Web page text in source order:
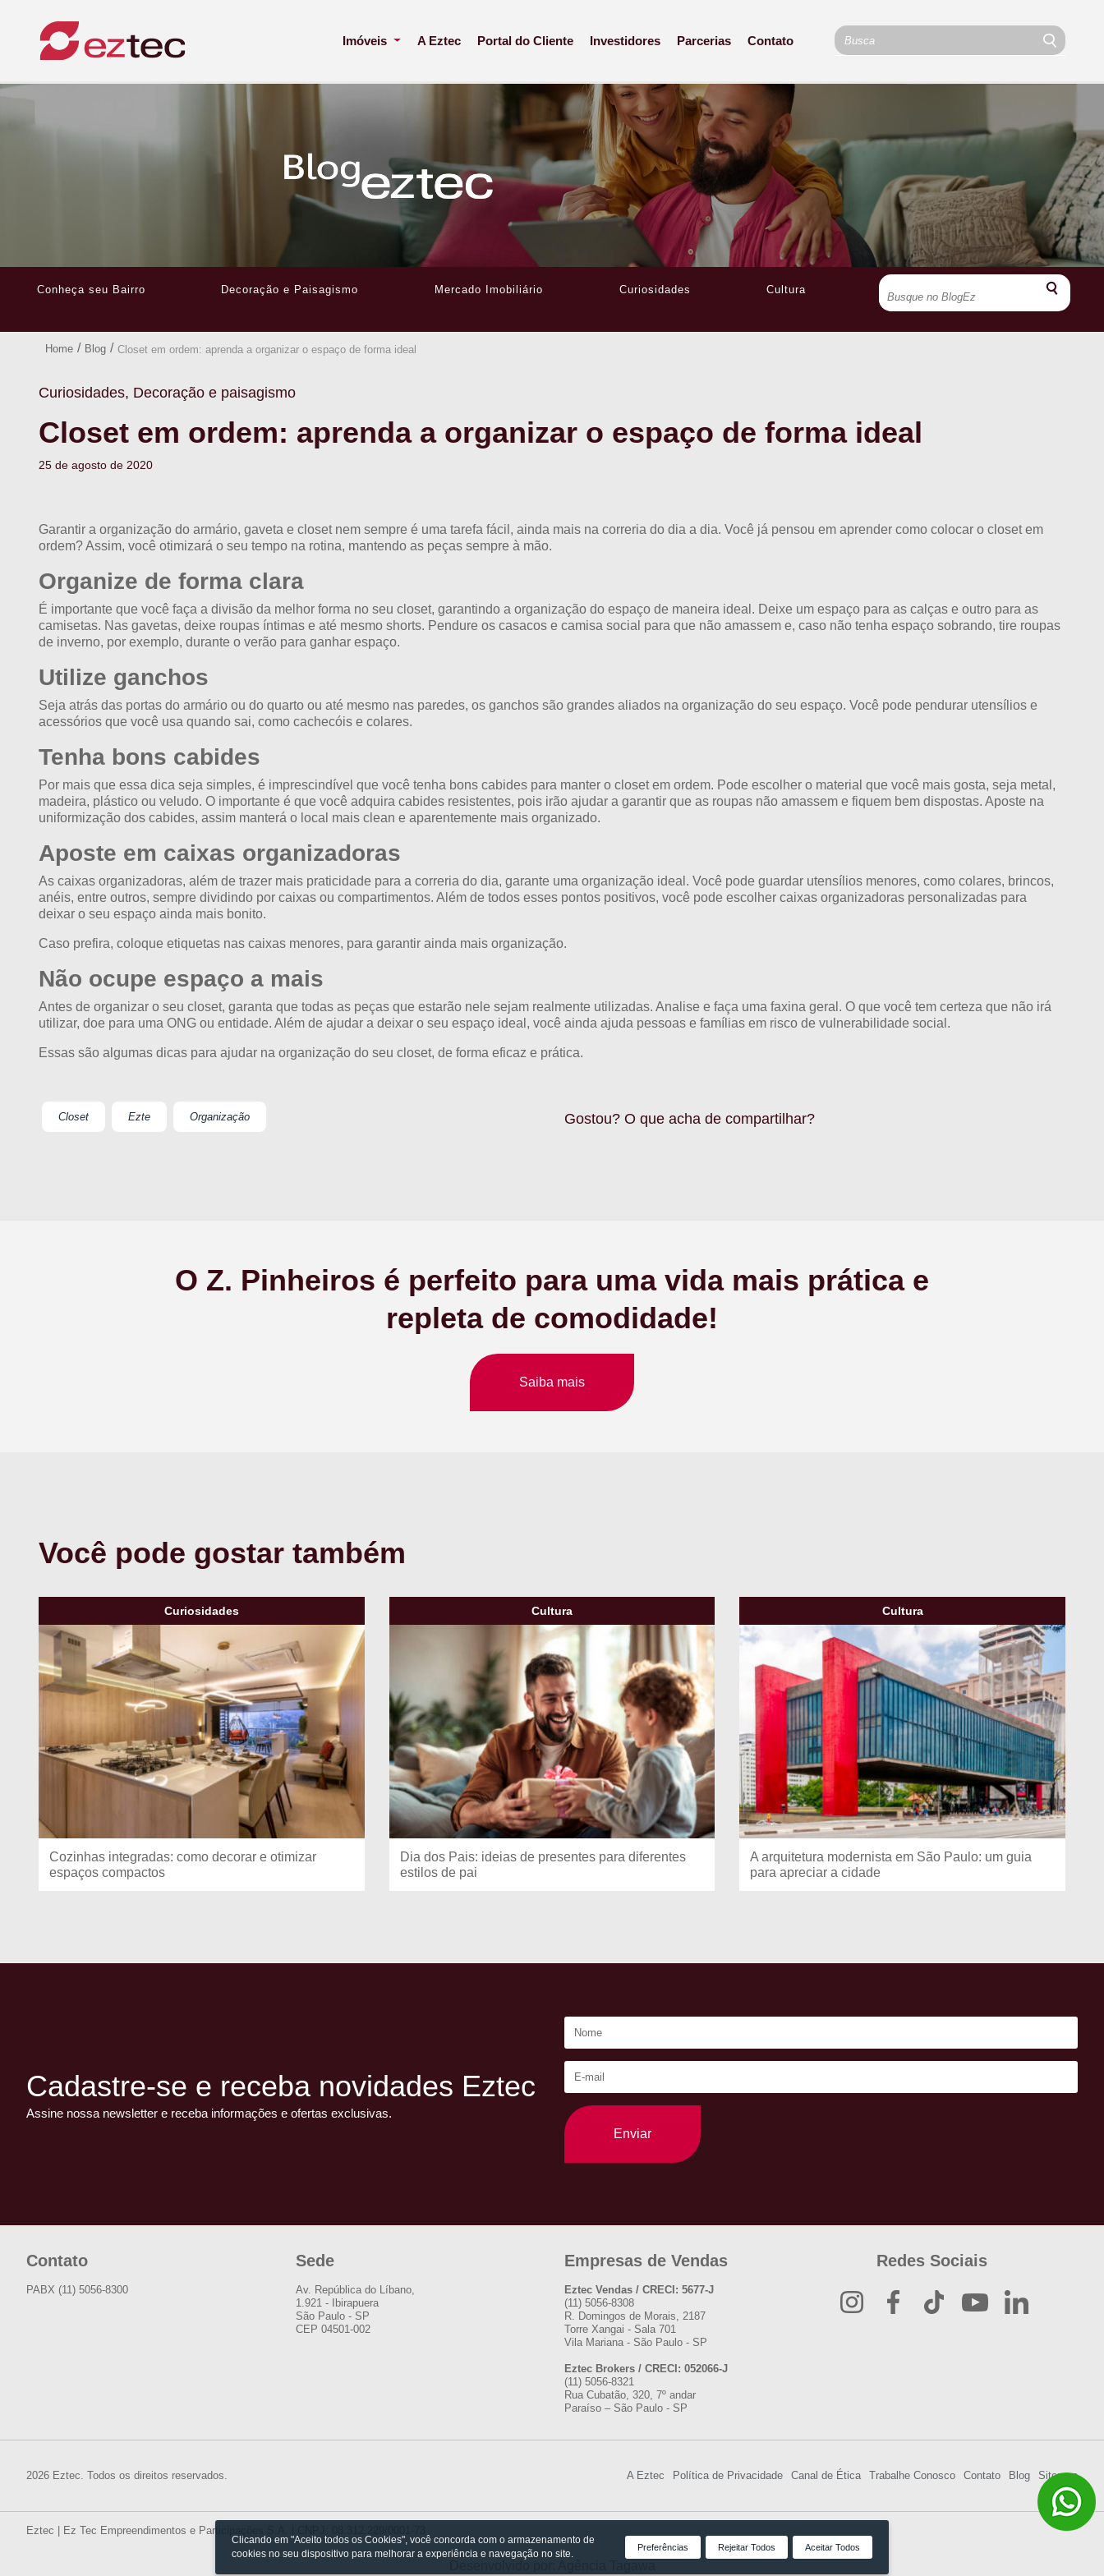
Imóveis A Eztec Portal do Cliente Investidores Parcerias Contato
Conheça seu Bairro Decoração e Paisagismo Mercado Imobiliário Curiosidades Cultura
Home / Blog / Closet em ordem: aprenda a organizar o espaço de forma ideal
Curiosidades, Decoração e paisagismo
Closet em ordem: aprenda a organizar o espaço de forma ideal
25 de agosto de 2020
Garantir a organização do armário, gaveta e closet nem sempre é uma tarefa fácil, ainda mais na correria do dia a dia. Você já pensou em aprender como colocar o closet em
ordem? Assim, você otimizará o seu tempo na rotina, mantendo as peças sempre à mão.
Organize de forma clara
É importante que você faça a divisão da melhor forma no seu closet, garantindo a organização do espaço de maneira ideal. Deixe um espaço para as calças e outro para as
camisetas. Nas gavetas, deixe roupas íntimas e até mesmo shorts. Pendure os casacos e camisa social para que não amassem e, caso não tenha espaço sobrando, tire roupas
de inverno, por exemplo, durante o verão para ganhar espaço.
Utilize ganchos
Seja atrás das portas do armário ou do quarto ou até mesmo nas paredes, os ganchos são grandes aliados na organização do seu espaço. Você pode pendurar utensílios e
acessórios que você usa quando sai, como cachecóis e colares.
Tenha bons cabides
Por mais que essa dica seja simples, é imprescindível que você tenha bons cabides para manter o closet em ordem. Pode escolher o material que você mais gosta, seja metal,
madeira, plástico ou veludo. O importante é que você adquira cabides resistentes, pois irão ajudar a garantir que as roupas não amassem e fiquem bem dispostas. Aposte na
uniformização dos cabides, assim manterá o local mais clean e aparentemente mais organizado.
Aposte em caixas organizadoras
As caixas organizadoras, além de trazer mais praticidade para a correria do dia, garante uma organização ideal. Você pode guardar utensílios menores, como colares, brincos,
anéis, entre outros, sempre dividindo por caixas ou compartimentos. Além de todos esses pontos positivos, você pode escolher caixas organizadoras personalizadas para
deixar o seu espaço ainda mais bonito.
Caso prefira, coloque etiquetas nas caixas menores, para garantir ainda mais organização.
Não ocupe espaço a mais
Antes de organizar o seu closet, garanta que todas as peças que estarão nele sejam realmente utilizadas. Analise e faça uma faxina geral. O que você tem certeza que não irá
utilizar, doe para uma ONG ou entidade. Além de ajudar a deixar o seu espaço ideal, você ainda ajuda pessoas e famílias em risco de vulnerabilidade social.
Essas são algumas dicas para ajudar na organização do seu closet, de forma eficaz e prática.
Closet Ezte Organização Gostou? O que acha de compartilhar?
O Z. Pinheiros é perfeito para uma vida mais prática e
repleta de comodidade!
Saiba mais
Você pode gostar também
Curiosidades
Cozinhas integradas: como decorar e otimizar
espaços compactos
Cultura
Dia dos Pais: ideias de presentes para diferentes
estilos de pai
Cultura
A arquitetura modernista em São Paulo: um guia
para apreciar a cidade
Cadastre-se e receba novidades Eztec
Assine nossa newsletter e receba informações e ofertas exclusivas.
Enviar
Contato
PABX (11) 5056-8300
Sede
Av. República do Líbano,
1.921 - Ibirapuera
São Paulo - SP
CEP 04501-002
Empresas de Vendas
Eztec Vendas / CRECI: 5677-J
(11) 5056-8308
R. Domingos de Morais, 2187
Torre Xangai - Sala 701
Vila Mariana - São Paulo - SP
Eztec Brokers / CRECI: 052066-J
(11) 5056-8321
Rua Cubatão, 320, 7º andar
Paraíso – São Paulo - SP
Redes Sociais
2026 Eztec. Todos os direitos reservados. A Eztec Política de Privacidade Canal de Ética Trabalhe Conosco Contato Blog Sitemap
Eztec | Ez Tec Empreendimentos e Participações S.A. | CNPJ: 08.312.229/0001-73
Clicando em "Aceito todos os Cookies", você concorda com o armazenamento de
cookies no seu dispositivo para melhorar a experiência e navegação no site.
Preferências Rejeitar Todos Aceitar Todos